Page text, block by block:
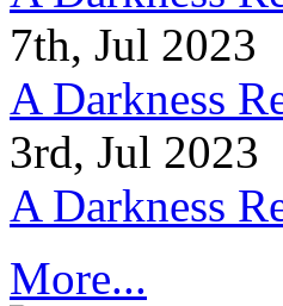
7th, Jul 2023
A Darkness
3rd, Jul 2023
A Darkness
More...